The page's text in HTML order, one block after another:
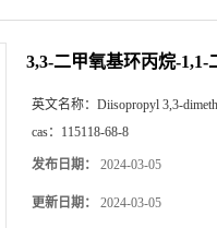
3,3-二甲氧基环丙烷-1,1-
英文名称： Diisopropyl 3,3-
cas： 115118-68-8
发布日期： 2024-03-05
更新日期： 2024-03-05